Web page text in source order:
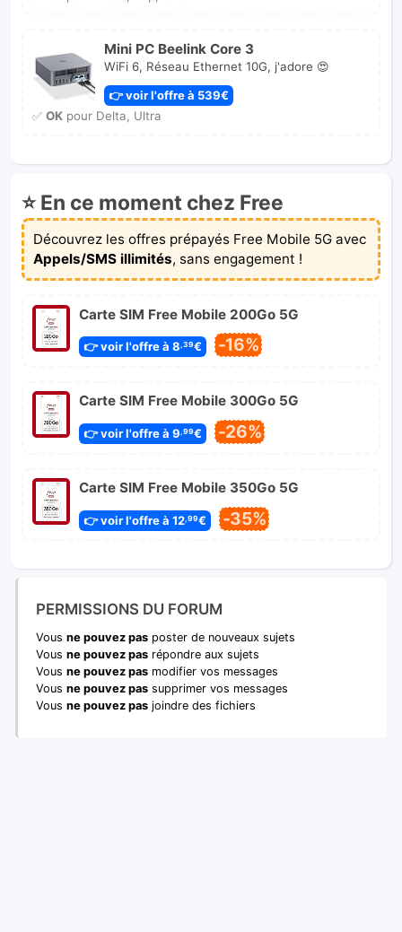
Mini PC Beelink Core 3
WiFi 6, Réseau Ethernet 10G, j'adore 😍
👉 voir l'offre à 539€
✅ OKpour Delta, Ultra
⭐ En ce moment chez Free
Découvrez les offres prépayés Free Mobile 5G avec
Appels/SMS illimités, sans engagement !
Carte SIM Free Mobile 200Go 5G
👉 voir l'offre à 8 ,39€ -16%
Carte SIM Free Mobile 300Go 5G
👉 voir l'offre à 9 ,99€ -26%
Carte SIM Free Mobile 350Go 5G
👉 voir l'offre à 12,99€ -35%
PERMISSIONS DU FORUM
Vous ne pouvez pas poster de nouveaux sujets
Vous ne pouvez pas répondre aux sujets
Vous ne pouvez pas modifier vos messages
Vous ne pouvez pas supprimer vos messages
Vous ne pouvez pas joindre des fichiers